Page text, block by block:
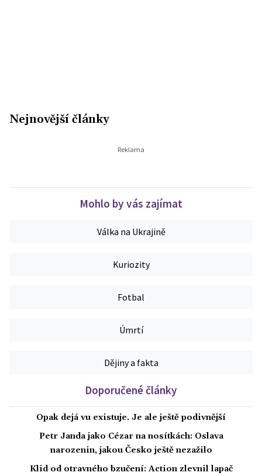
Nejnovější články
Mohlo by vás zajímat
Válka na Ukrajině
Kuriozity
Fotbal
Úmrtí
Dějiny a fakta
Doporučené články
Opak dejá vu existuje. Je ale ještě podivnější
Petr Janda jako Cézar na nosítkách: Oslava
narozenin, jakou Česko ještě nezažilo
Klid od otravného bzučení: Action zlevnil lapač